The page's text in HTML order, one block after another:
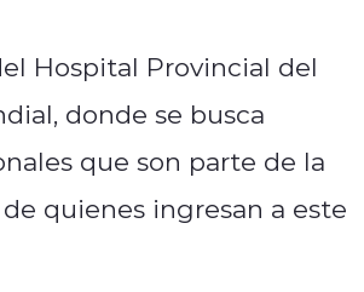
Hospital Provincial del
donde se busca
que son parte de la
quienes ingresan a este